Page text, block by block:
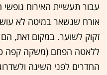
עבור תעשיית האירוח
אורח שנשאר במיטה לא
זקוק לשוער. במקום זאת,
ללאטה הפחם (משקה קפה
החדרים לפני השינה